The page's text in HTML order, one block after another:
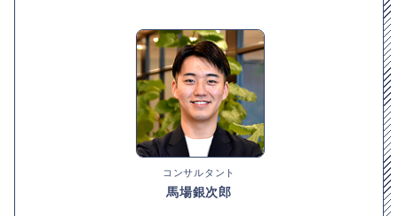
コンサルタント
馬場銀次郎